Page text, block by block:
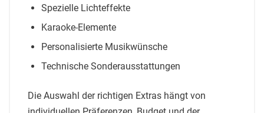
Spezielle Lichteffekte
Karaoke-Elemente
Personalisierte Musikwünsche
Technische Sonderausstattungen
Die Auswahl der richtigen Extras hängt von